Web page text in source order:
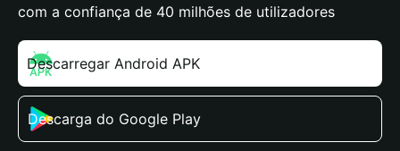
com a confiança de 40 milhões de utilizadores
Descarregar Android APK
Descarga do Google Play